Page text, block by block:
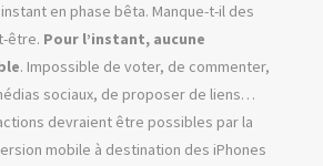
en phase bêta. Manque-t-il des
être. Pour l’instant, aucune
. Impossible de voter, de commenter,
sociaux, de proposer de liens…
devraient être possibles par la
mobile à destination des iPhones